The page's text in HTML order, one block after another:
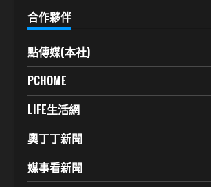
合作夥伴
點傳媒(本社)
PCHOME
LIFE生活網
奧丁丁新聞
媒事看新聞